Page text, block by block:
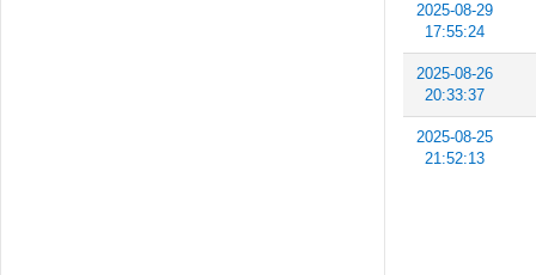
2025-08-29
17:55:24
2025-08-26
20:33:37
2025-08-25
21:52:13